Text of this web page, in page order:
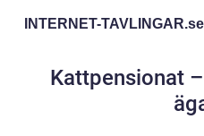
INTERNET-TAVLINGAR.se
Kattpensionat